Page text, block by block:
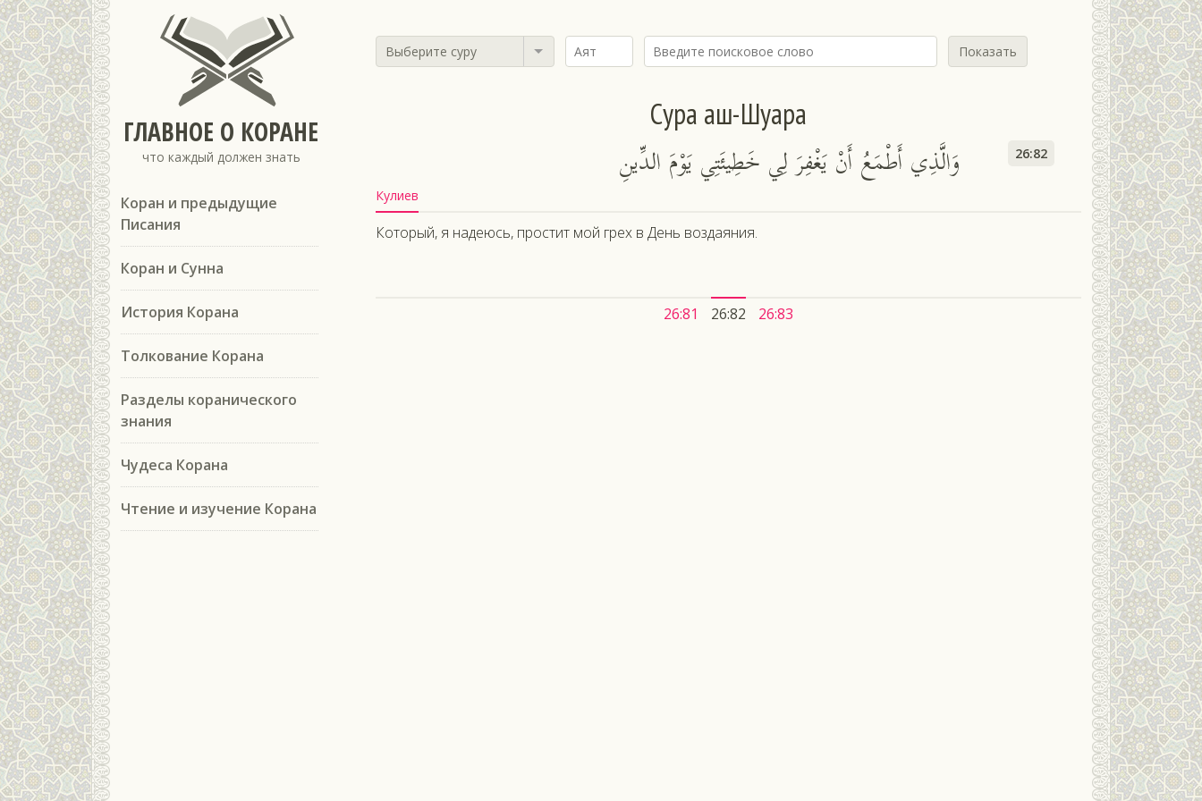
ГЛАВНОЕ О КОРАНЕ
что каждый должен знать
Коран и предыдущие
Писания
Коран и Сунна
История Корана
Толкование Корана
Разделы коранического
знания
Чудеса Корана
Чтение и изучение Корана
Выберите суру Показать
Сура аш-Шуара
وَالَّذِي أَطْمَعُ أَنْ يَغْفِرَ لِي خَطِيئَتِي يَوْمَ الدِّينِ 26:82
Кулиев
Который, я надеюсь, простит мой грех в День воздаяния.
26:81 26:82 26:83